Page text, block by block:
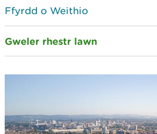
Ffyrdd o Weithio
Gweler rhestr lawn